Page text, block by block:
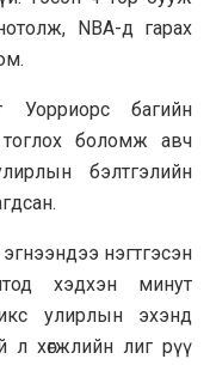
нотолж, NBA-д гарах
багийн
боломж авч
бэлтгэлийн
нэгтгэсэн
хэдхэн минут
улирлын эхэнд
л хөгжлийн лиг рүү